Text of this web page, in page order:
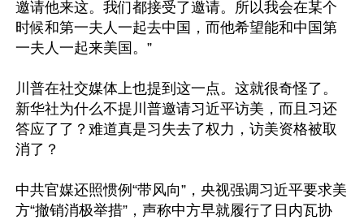
邀请他来这。我们都接受了邀请。所以我会在某个
时候和第一夫人一起去中国，而他希望能和中国第
一夫人一起来美国。”
川普在社交媒体上也提到这一点。这就很奇怪了。
新华社为什么不提川普邀请习近平访美，而且习还
答应了了？难道真是习失去了权力，访美资格被取
消了？
中共官媒还照惯例“带风向”，央视强调习近平要求美
方“撤销消极举措”，声称中方早就履行了日内瓦协